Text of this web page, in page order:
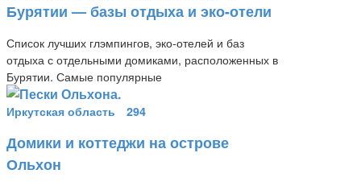
Бурятии — базы отдыха и эко-отели
Список лучших глэмпингов, эко-отелей и баз
отдыха с отдельными домиками, расположенных в
Бурятии. Самые популярные
Иркутская область 294
Домики и коттеджи на острове
Ольхон